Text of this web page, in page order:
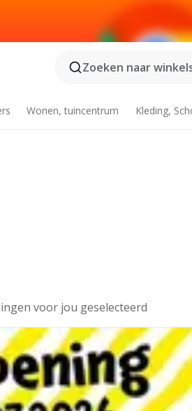
Zoeken naar
Wonen, tuincentrum Kleding,
voor jou geselecteerd